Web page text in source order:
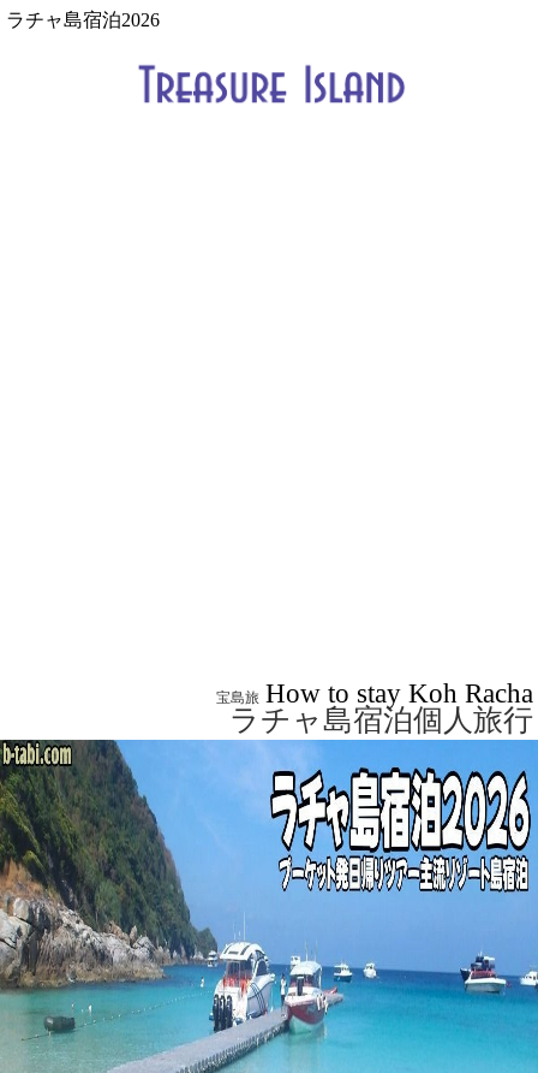
ラチャ島宿泊2026
宝島旅 How to stay Koh Racha
ラチャ島宿泊個人旅行